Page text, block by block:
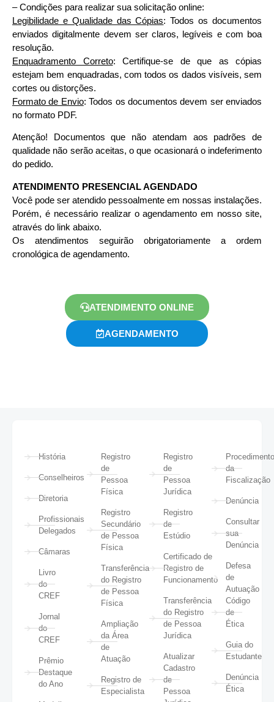
– Condições para realizar sua solicitação online:
Legibilidade e Qualidade das Cópias: Todos os documentos
enviados digitalmente devem ser claros, legíveis e com boa
resolução.
Enquadramento Correto: Certifique-se de que as cópias
estejam bem enquadradas, com todos os dados visíveis, sem
cortes ou distorções.
Formato de Envio: Todos os documentos devem ser enviados
no formato PDF.
Atenção! Documentos que não atendam aos padrões de
qualidade não serão aceitas, o que ocasionará o indeferimento
do pedido.
ATENDIMENTO PRESENCIAL AGENDADO
Você pode ser atendido pessoalmente em nossas instalações.
Porém, é necessário realizar o agendamento em nosso site,
através do link abaixo.
Os atendimentos seguirão obrigatoriamente a ordem
cronológica de agendamento.
ATENDIMENTO ONLINE
AGENDAMENTO
História
Conselheiros
Diretoria
Profissionais
Delegados
Câmaras
Livro
do
CREF
Jornal
do
CREF
Prêmio
Destaque
do Ano
Registro
de
Pessoa
Física
Registro
Secundário
de Pessoa
Física
Transferência
do Registro
de Pessoa
Física
Ampliação
da Área
de
Atuação
Registro de
Especialista
Registro
de
Pessoa
Jurídica
Registro
de
Estúdio
Certificado de
Registro de
Funcionamento
Transferência
do Registro
de Pessoa
Jurídica
Atualizar
Cadastro
de
Pessoa
da
Fiscalização
Denúncia
Consultar
sua
Denúncia
Defesa
de
Autuação
Código
de
Ética
Guia do
Estudante
Denúncia
Ética